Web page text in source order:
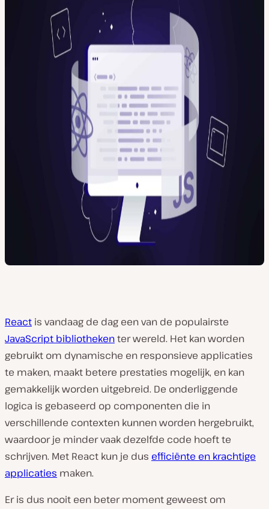
React is vandaag de dag een van de populairste
JavaScript bibliothekenter wereld. Het kan worden
gebruikt om dynamische en responsieve applicaties
te maken, maakt betere prestaties mogelijk, en kan
gemakkelijk worden uitgebreid. De onderliggende
logica is gebaseerd op componenten die in
verschillende contexten kunnen worden hergebruikt,
waardoor je minder vaak dezelfde code hoeft te
schrijven. Met React kun je dus efficiënte en krachtige
applicaties maken.
Er is dus nooit een beter moment geweest om